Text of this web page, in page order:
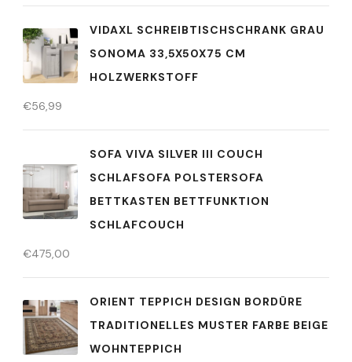
VIDAXL SCHREIBTISCHSCHRANK GRAU
SONOMA 33,5X50X75 CM
HOLZWERKSTOFF
€56,99
SOFA VIVA SILVER III COUCH
SCHLAFSOFA POLSTERSOFA
BETTKASTEN BETTFUNKTION
SCHLAFCOUCH
€475,00
ORIENT TEPPICH DESIGN BORDÜRE
TRADITIONELLES MUSTER FARBE BEIGE
WOHNTEPPICH